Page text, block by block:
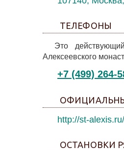
ТЕЛЕФОНЫ
Это
Алексеевского
+7 (499) 264-
http://st-alexis.ru/
ОСТАНОВКИ